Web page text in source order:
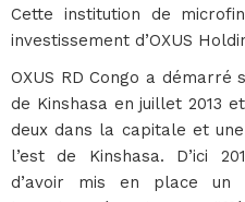
Cette institution de
investissement d’OXUS
OXUS RD Congo a
de Kinshasa en juillet 2013
deux dans la capitale et
l’est de Kinshasa. D’ici
d’avoir mis en place un